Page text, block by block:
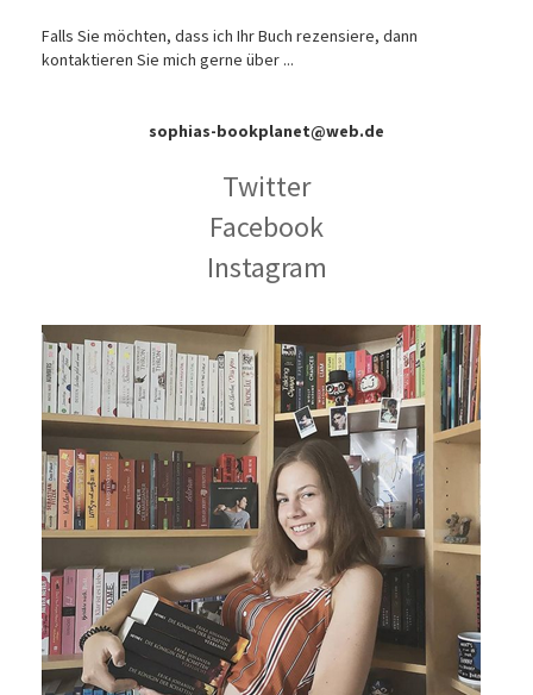
Falls Sie möchten, dass ich Ihr Buch rezensiere, dann
kontaktieren Sie mich gerne über ...
sophias-bookplanet@web.de
Twitter
Facebook
Instagram